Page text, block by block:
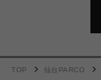
TOP 仙台PARCO